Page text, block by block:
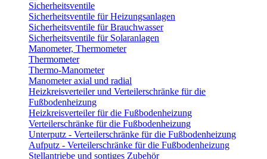
Sicherheitsventile
Sicherheitsventile für Heizungsanlagen
Sicherheitsventile für Brauchwasser
Sicherheitsventile für Solaranlagen
Manometer, Thermometer
Thermometer
Thermo-Manometer
Manometer axial und radial
Heizkreisverteiler und Verteilerschränke für die
Fußbodenheizung
Heizkreisverteiler für die Fußbodenheizung
Verteilerschränke für die Fußbodenheizung
Unterputz - Verteilerschränke für die Fußbodenheizung
Aufputz - Verteilerschränke für die Fußbodenheizung
Stellantriebe und sontiges Zubehör